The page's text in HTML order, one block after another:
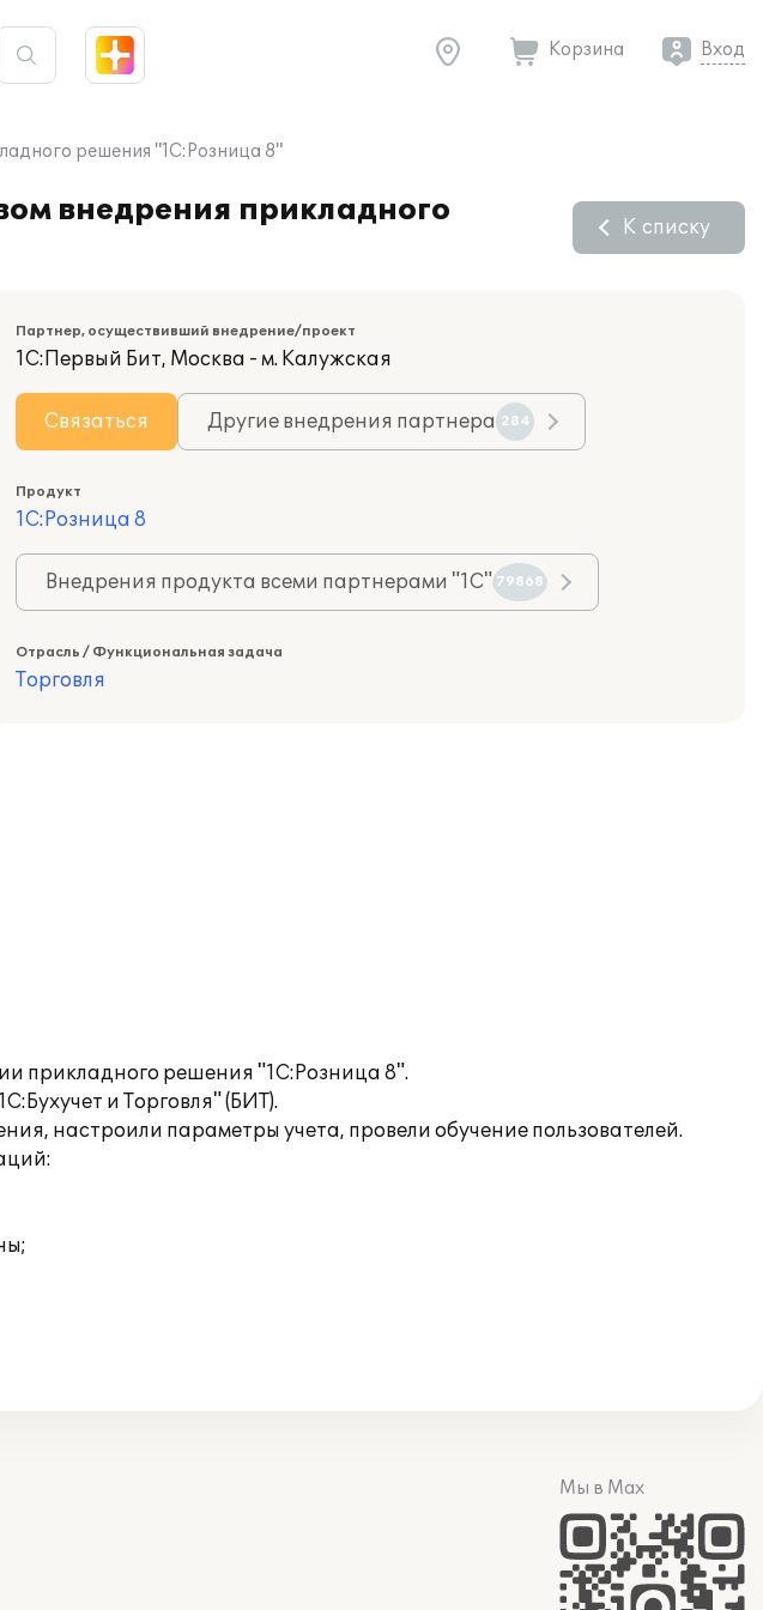
Корзина Вход
решения "1С:Розница 8"
внедрения прикладного
К списку
Партнер, осуществивший внедрение/проект
1С:Первый Бит, Москва - м. Калужская
Связаться Другие внедрения партнера 284
Продукт
1С:Розница 8
Внедрения продукта всеми партнерами "1С" 79868
Отрасль / Функциональная задача
Торговля
прикладного решения "1С:Розница 8".
и Торговля" (БИТ).
настроили параметры учета, провели обучение пользователей.
Мы в Max